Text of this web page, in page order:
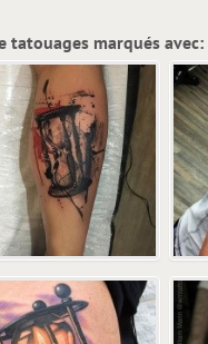
tatouages marqués avec: